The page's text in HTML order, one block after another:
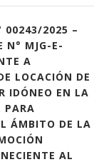
00243/2025 –
N° MJG-E-
A
LOCACIÓN DE
IDÓNEO EN LA
PARA
ÁMBITO DE LA
AL